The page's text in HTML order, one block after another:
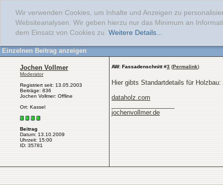
Wir verwenden Cookies, um Inhalte und Anzeigen zu
Websiteanalysen. Wir geben hierzu nur das Minimum an
dem Einsatz von Cookies zu. Weitere Details...
Einzelnen Beitrag anzeigen
Jochen Vollmer
Moderator
Registriert seit: 13.05.2003
Beiträge: 836
Jochen Vollmer: Offline
Ort: Kassel
Beitrag
Datum: 13.10.2009
Uhrzeit: 15:00
ID: 35781
AW: Fassadenschnitt#3 (Permalink)
Hier gibts Standartdetails für Holzbau:
dataholz.com
jochenvollmer.de